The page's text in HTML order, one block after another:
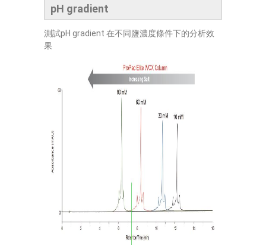
pH gradient
測試pH gradient 在不同鹽濃度條件下的分析效
果